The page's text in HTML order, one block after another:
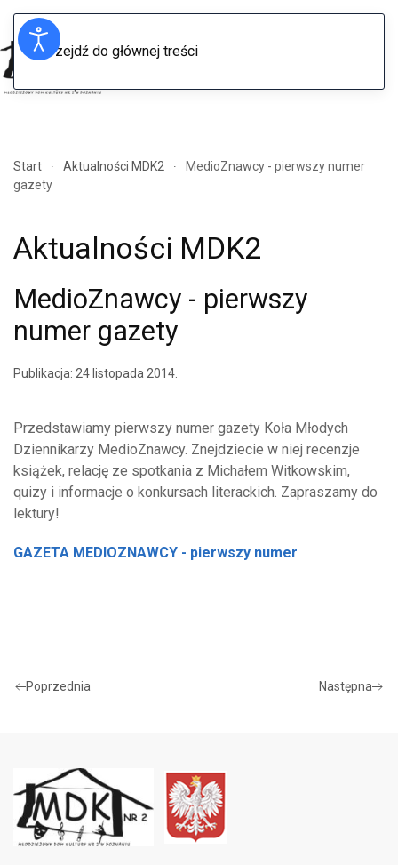
Przejdź do głównej treści
Start Aktualności MDK2
MedioZnawcy - pierwszy numer
gazety
Aktualności MDK2
MedioZnawcy - pierwszy
numer gazety
Publikacja: 24 listopada 2014
Przedstawiamy pierwszy numer gazety Koła Młodych
Dziennikarzy MedioZnawcy. Znejdziecie w niej recenzje
książek, relację ze spotkania z Michałem Witkowskim,
quizy i informacje o konkursach literackich. Zapraszamy do
lektury!
GAZETA MEDIOZNAWCY - pierwszy numer
Poprzednia Następna